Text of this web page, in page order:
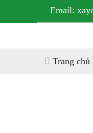
Email:
Trang chủ